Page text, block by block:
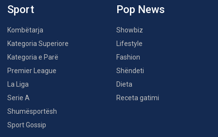
Sport
Kombëtarja
Kategoria Superiore
Kategoria e Parë
Premier League
La Liga
Serie A
Shumësportësh
Sport Gossip
Pop News
Showbiz
Lifestyle
Fashion
Shëndeti
Dieta
Receta gatimi